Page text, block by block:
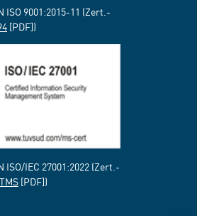
9001:2015-11 (Zert.-
[PDF])
IEC 27001:2022 (Zert.-
[PDF])